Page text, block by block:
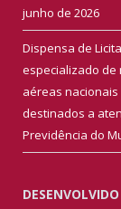
junho de 2026
Dispensa de
especializado de
aéreas
destinados a
Previdência do